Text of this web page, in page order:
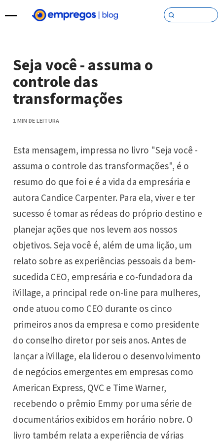
Pular para o conteúdo
Seja você - assuma o
controle das
transformações
1 MIN DE LEITURA
Esta mensagem, impressa no livro "Seja você -
assuma o controle das transformações", é o
resumo do que foi e é a vida da empresária e
autora Candice Carpenter. Para ela, viver e ter
sucesso é tomar as rédeas do próprio destino e
planejar ações que nos levem aos nossos
objetivos. Seja você é, além de uma lição, um
relato sobre as experiências pessoais da bem-
sucedida CEO, empresária e co-fundadora da
iVillage, a principal rede on-line para mulheres,
onde atuou como CEO durante os cinco
primeiros anos da empresa e como presidente
do conselho diretor por seis anos. Antes de
lançar a iVillage, ela liderou o desenvolvimento
de negócios emergentes em empresas como
American Express, QVC e Time Warner,
recebendo o prêmio Emmy por uma série de
documentários exibidos em horário nobre. O
livro também relata a experiência de várias